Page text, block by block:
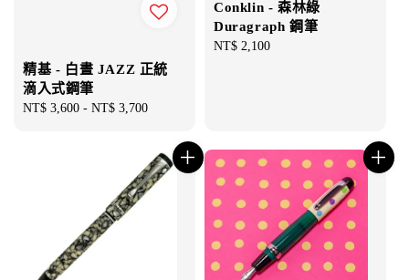
精基 - 白晝 JAZZ 正統
滴入式鋼筆
Regular
NT$ 3,600 - NT$ 3,700
Conklin - 森林綠
Duragraph 鋼筆
Regular
NT$ 2,100